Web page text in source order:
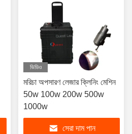
ভিডিও
মরিচা অপসারণ লেজার ক্লিনিং মেশিন
50w 100w 200w 500w
1000w
সেরা দাম পান